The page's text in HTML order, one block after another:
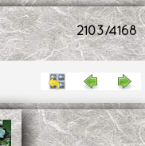
2103/4168